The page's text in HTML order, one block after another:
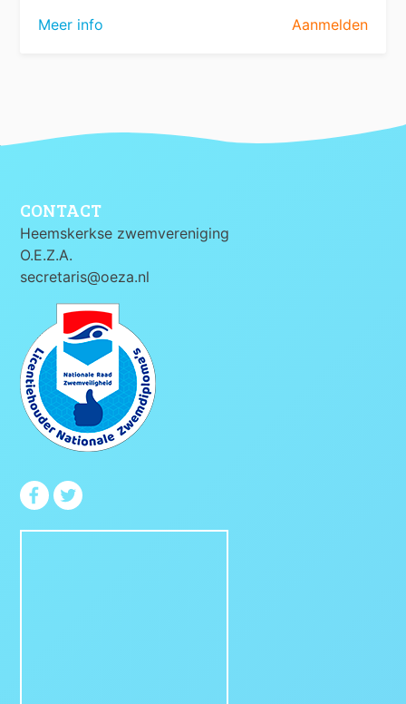
Meer info
Aanmelden
CONTACT
Heemskerkse zwemvereniging
O.E.Z.A.
secretaris@oeza.nl